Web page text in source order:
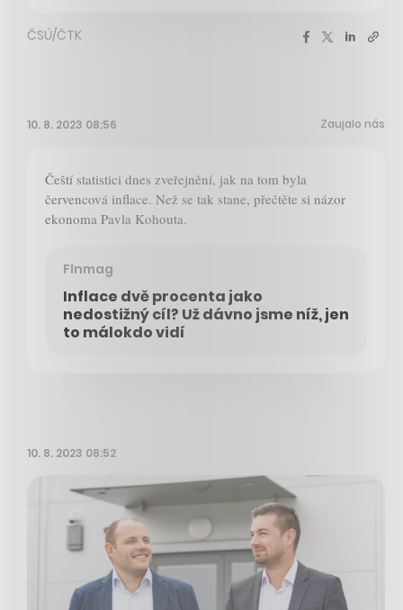
ČSÚ/ČTK
10. 8. 2023 08:56 Zaujalo nás
Čeští statistici dnes zveřejnění, jak na tom byla
červencová inflace. Než se tak stane, přečtěte si názor
ekonoma Pavla Kohouta.
FInmag
Inflace dvě procenta jako
nedostižný cíl? Už dávno jsme níž, jen
to málokdo vidí
10. 8. 2023 08:52